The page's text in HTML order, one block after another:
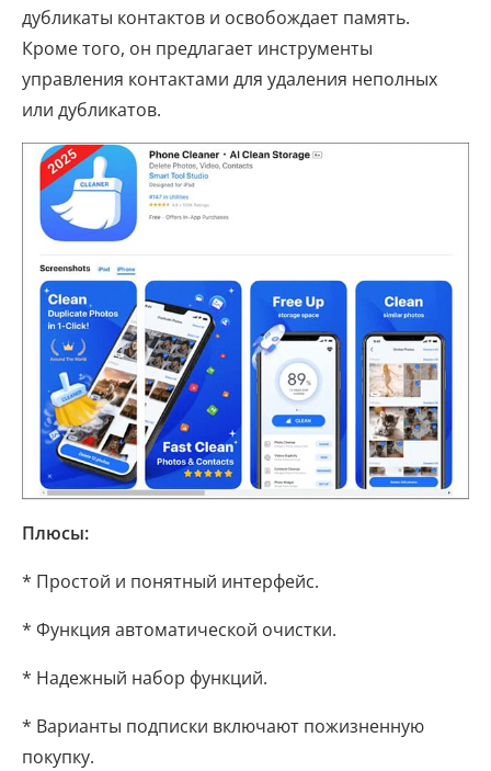
дубликаты контактов и освобождает память.
Кроме того, он предлагает инструменты
управления контактами для удаления неполных
или дубликатов.
Плюсы:
* Простой и понятный интерфейс.
* Функция автоматической очистки.
* Надежный набор функций.
* Варианты подписки включают пожизненную
покупку.